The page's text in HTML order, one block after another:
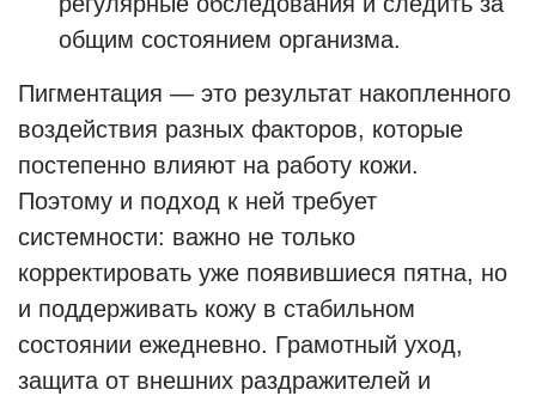
общим состоянием организма.
Пигментация — это результат накопленного
воздействия разных факторов, которые
постепенно влияют на работу кожи.
Поэтому и подход к ней требует
системности: важно не только
корректировать уже появившиеся пятна, но
и поддерживать кожу в стабильном
состоянии ежедневно. Грамотный уход,
защита от внешних раздражителей и